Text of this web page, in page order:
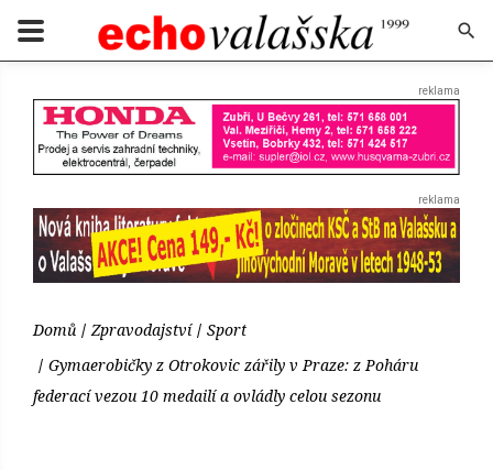
Domů Zpravodajství
Sport
Gymaerobičky z Otrokovic zářily v Praze: z Poháru
federací vezou 10 medailí a ovládly celou sezonu